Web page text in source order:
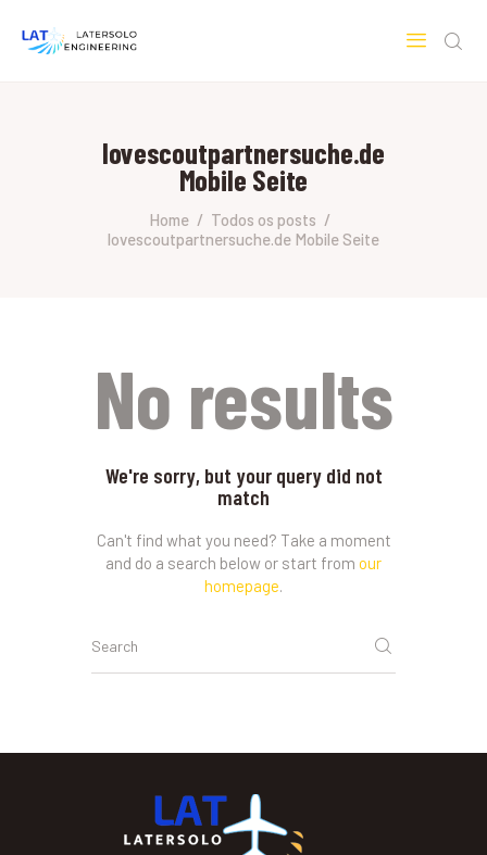
lovescoutpartnersuche.de
Mobile Seite
Home
Todos os posts
lovescoutpartnersuche.de Mobile Seite
HOME
SOBRE A LATERSOLO
ENGINEERING
MERCADOS & SERVIÇOS
No results
We're sorry, but your query did not
match
Can't find what you need? Take a moment
and do a search below or start from our
homepage.